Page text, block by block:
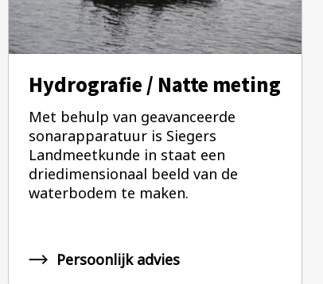
Hydrografie / Natte meting
Met behulp van geavanceerde
sonarapparatuur is Siegers
Landmeetkunde in staat een
driedimensionaal beeld van de
waterbodem te maken.
Persoonlijk advies